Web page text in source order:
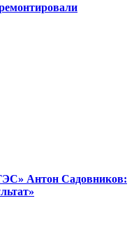
Антон Садовников: